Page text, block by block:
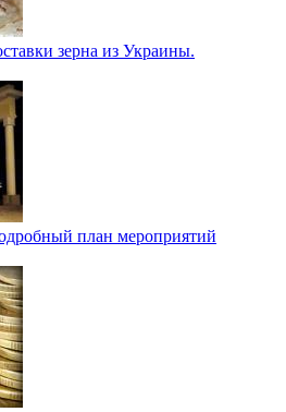
зерна из Украины.
план мероприятий